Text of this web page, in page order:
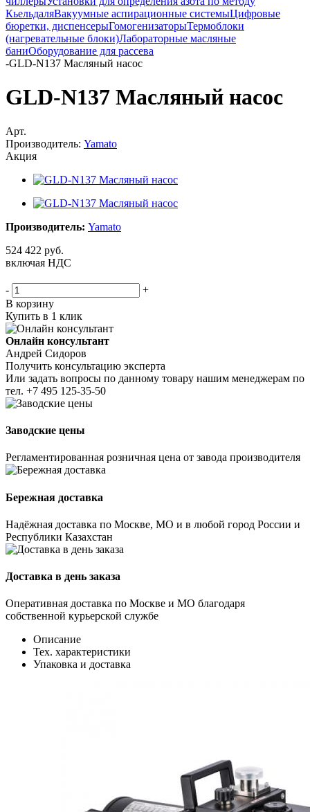
КьельдаляВакуумные аспирационные системыЦифровые
бюретки, диспенсерыГомогенизаторыТермоблоки
(нагревательные блоки)Лабораторные масляные
баниОборудование для рассева
-GLD-N137 Масляный насос
GLD-N137 Масляный насос
Арт.
Производитель: Yamato
Акция
Производитель: Yamato
524 422 руб.
включая НДС
-
+
В корзину
Купить в 1 клик
Онлайн консультант
Андрей Сидоров
Получить консультацию эксперта
Или задать вопросы по данному товару нашим менеджерам по
тел. +7 495 125-35-50
Заводские цены
Регламентированная розничная цена от завода производителя
Бережная доставка
Надёжная доставка по Москве, МО и в любой город России и
Республики Казахстан
Доставка в день заказа
Оперативная доставка по Москве и МО благодаря
собственной курьерской службе
Описание
Тех. характеристики
Упаковка и доставка